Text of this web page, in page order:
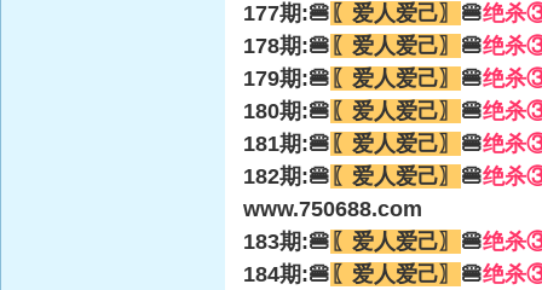
177期:🍔 〖爱人爱己〗 🍔绝杀
178期:🍔 〖爱人爱己〗 🍔绝杀
179期:🍔 〖爱人爱己〗 🍔绝杀
180期:🍔 〖爱人爱己〗 🍔绝杀
181期:🍔 〖爱人爱己〗 🍔绝杀
182期:🍔 〖爱人爱己〗 🍔绝杀
www.750688.com
183期:🍔 〖爱人爱己〗 🍔绝杀
184期:🍔 〖爱人爱己〗 🍔绝杀